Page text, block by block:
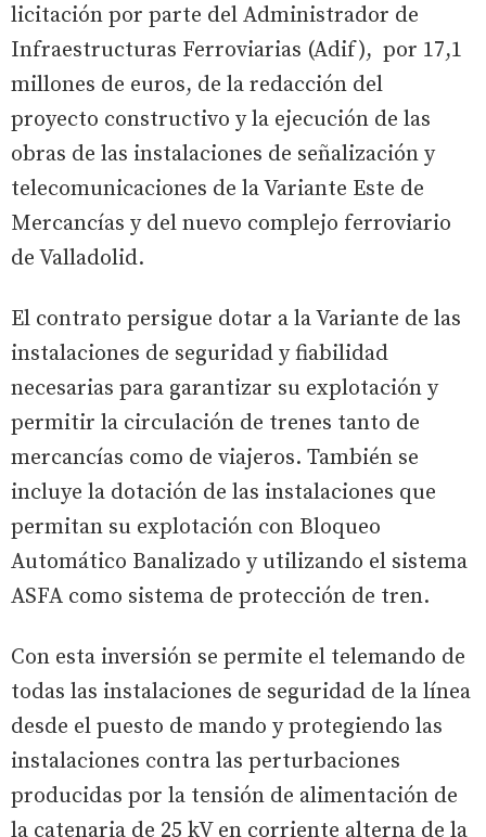
licitación por parte del Administrador de
Infraestructuras Ferroviarias (Adif), por 17,1
millones de euros, de la redacción del
proyecto constructivo y la ejecución de las
obras de las instalaciones de señalización y
telecomunicaciones de la Variante Este de
Mercancías y del nuevo complejo ferroviario
de Valladolid.
El contrato persigue dotar a la Variante de las
instalaciones de seguridad y fiabilidad
necesarias para garantizar su explotación y
permitir la circulación de trenes tanto de
mercancías como de viajeros. También se
incluye la dotación de las instalaciones que
permitan su explotación con Bloqueo
Automático Banalizado y utilizando el sistema
ASFA como sistema de protección de tren.
Con esta inversión se permite el telemando de
todas las instalaciones de seguridad de la línea
desde el puesto de mando y protegiendo las
instalaciones contra las perturbaciones
producidas por la tensión de alimentación de
la catenaria de 25 kV en corriente alterna de la